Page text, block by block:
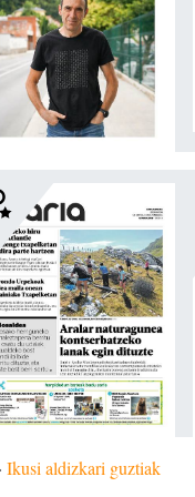
Ikusi aldizkari guztiak